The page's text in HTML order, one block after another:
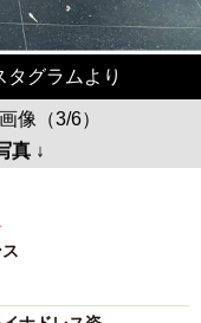
グラムより
像（3/6）
真 ↓